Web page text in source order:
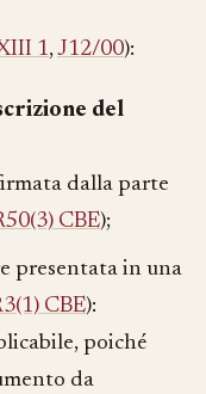
1,J12/00):
del
dalla parte
CBE);
presentata in una
CBE):
poiché
da